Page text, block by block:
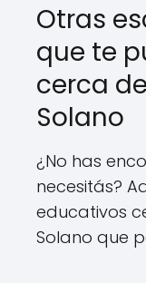
Otras
que te
cerca
Solano
¿No has
necesitás?
educativos
Solano que